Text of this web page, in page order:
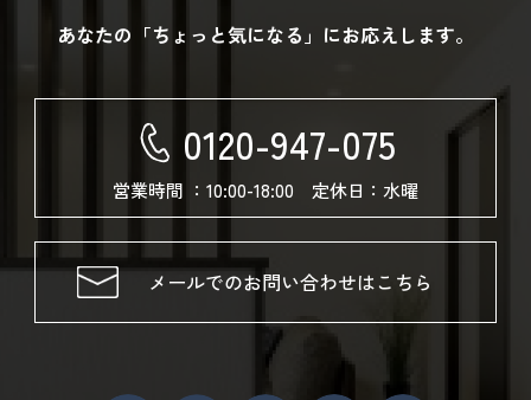
あなたの「ちょっと気になる」にお応えします。
0120-947-075
営業時間 ：10:00-18:00 定休日：水曜
メールでのお問い合わせはこちら